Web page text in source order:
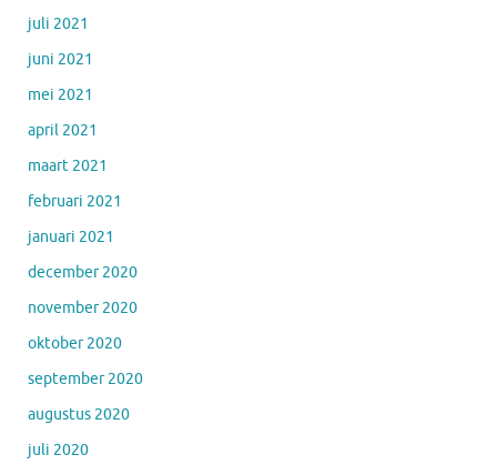
juli 2021
juni 2021
mei 2021
april 2021
maart 2021
februari 2021
januari 2021
december 2020
november 2020
oktober 2020
september 2020
augustus 2020
juli 2020